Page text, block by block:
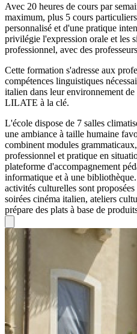
Avec 20 heures de cours par
maximum, plus 5 cours
personnalisé et d'une pratique
privilégie l'expression orale et les
professionnel, avec des
Cette formation s'adresse aux
compétences linguistiques
italien dans leur environnement
LILATE à la clé.
L'école dispose de 7 salles
une ambiance à taille humaine
combinent modules
professionnel et pratique en
plateforme d'accompagnement
informatique et à une
activités culturelles sont
soirées cinéma italien, ateliers
prépare des plats à base de